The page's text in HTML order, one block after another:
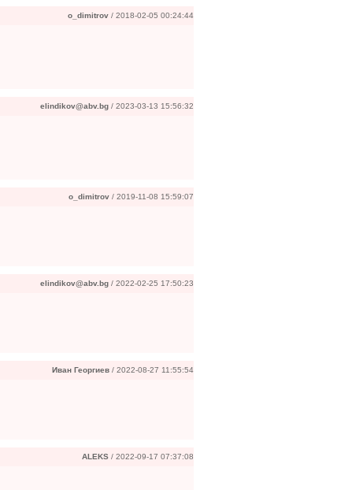
o_dimitrov / 2018-02-05 00:24:44
elindikov@abv.bg / 2023-03-13 15:56:32
o_dimitrov / 2019-11-08 15:59:07
elindikov@abv.bg / 2022-02-25 17:50:23
Иван Георгиев / 2022-08-27 11:55:54
ALEKS / 2022-09-17 07:37:08